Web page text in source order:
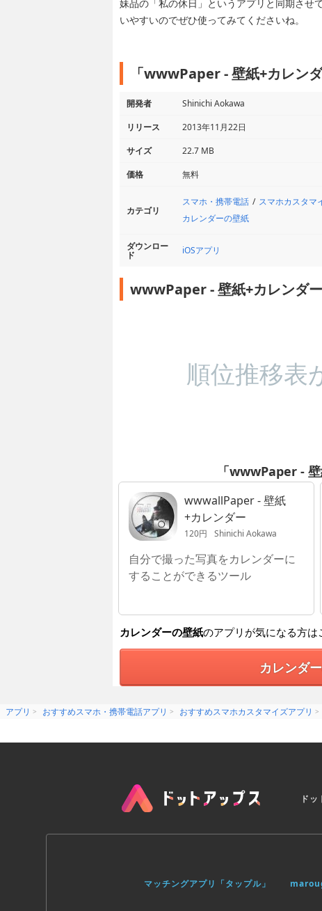
妹品の「私の休日」というアプリと同期させ
いやすいのでぜひ使ってみてくださいね。
「wwwPaper - 壁紙+カレン
開発者
Shinichi Aokawa
リリース
2013年11月22日
サイズ
22.7 MB
価格
無料
カテゴリ
スマホ・携帯電話 スマホカスタマ
カレンダーの壁紙
ダウンロー
ド iOSアプリ
wwwPaper - 壁紙+カレンダ
順位推移表
「wwwPaper -
wwwallPaper - 壁紙
+カレンダー
120円 Shinichi Aokawa
自分で撮った写真をカレンダーに
することができるツール
カレンダーの壁紙のアプリが気になる方は
カレンダ
アプリ おすすめスマホ・携帯電話アプリ おすすめスマホカスタマイズアプリ
ド
マッチングアプリ「タップル」